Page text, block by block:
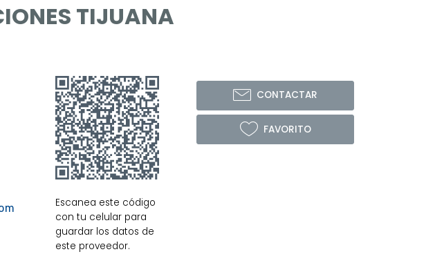
TIJUANA
Escanea este código
con tu celular para
guardar los datos de
este proveedor.
CONTACTAR
FAVORITO